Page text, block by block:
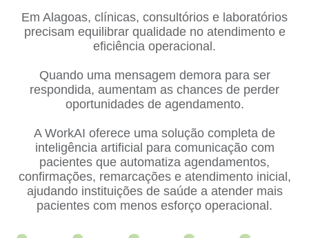
Em Alagoas, clínicas, consultórios e laboratórios
precisam equilibrar qualidade no atendimento e
eficiência operacional.
Quando uma mensagem demora para ser
respondida, aumentam as chances de perder
oportunidades de agendamento.
A WorkAI oferece uma solução completa de
inteligência artificial para comunicação com
pacientes que automatiza agendamentos,
confirmações, remarcações e atendimento inicial,
ajudando instituições de saúde a atender mais
pacientes com menos esforço operacional.